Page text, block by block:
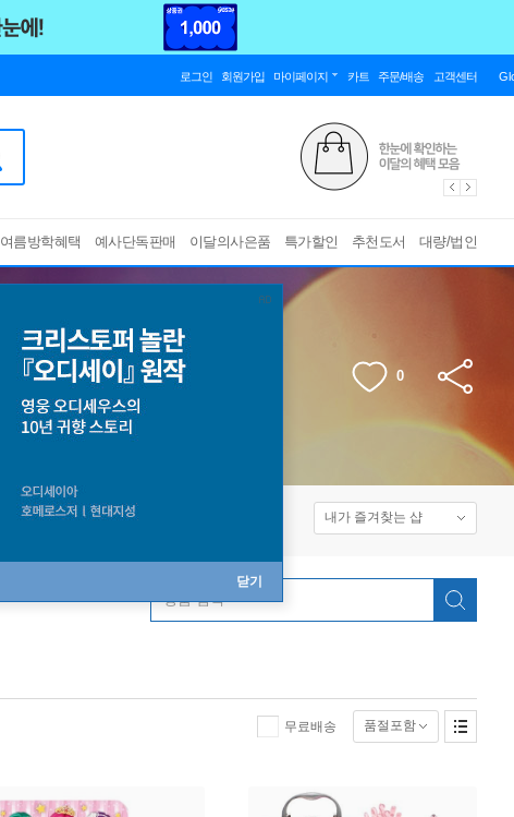
로그인 회원가입 마이페이지 카트 주문/배송 고객센터
여름방학혜택 예사단독판매 이달의사은품 특가할인 추천도서 대량/법인
닫기
0
내가 즐겨찾는 샵
상품 검색
무료배송 품절포함